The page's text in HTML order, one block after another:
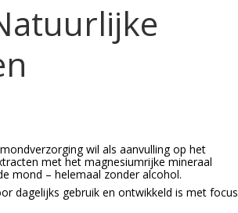
wil als aanvulling op het
met het magnesiumrijke mineraal
mond – helemaal zonder alcohol.
dagelijks gebruik en ontwikkeld is met focus